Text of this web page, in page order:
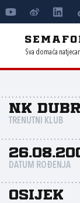
Sva domaća
NK
TRENUTNI KLUB
DATUM ROĐENJA
Osijek